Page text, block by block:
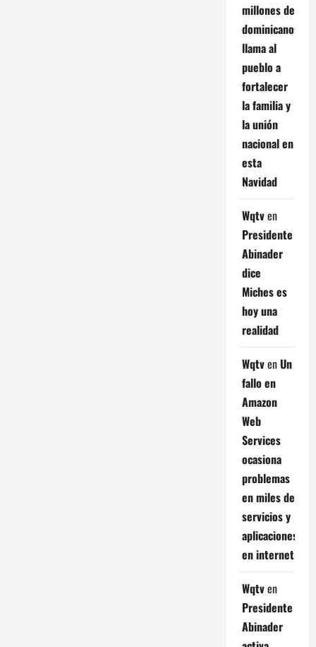
millones de
dominicanos;
llama al
pueblo a
fortalecer
la familia y
la unión
nacional en
esta
Navidad
Wqtven
Presidente
Abinader
dice
Miches es
hoy una
realidad
WqtvenUn
fallo en
Amazon
Web
Services
ocasiona
problemas
en miles de
servicios y
aplicaciones
en internet
Wqtven
Presidente
Abinader